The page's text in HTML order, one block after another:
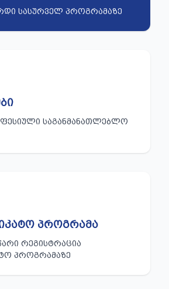
ᲡᲐᲡᲣᲠᲕᲔᲚ ᲞᲠᲝᲒᲠᲐᲛᲐᲖᲔ
ᲡᲐᲒᲐᲜᲛᲐᲜᲐᲗᲚᲔᲑᲚᲝ
ᲞᲠᲝᲒᲠᲐᲛᲐ
ᲠᲔᲒᲘᲡᲢᲠᲐᲪᲘᲐ
ᲞᲠᲝᲒᲠᲐᲛᲐᲖᲔ